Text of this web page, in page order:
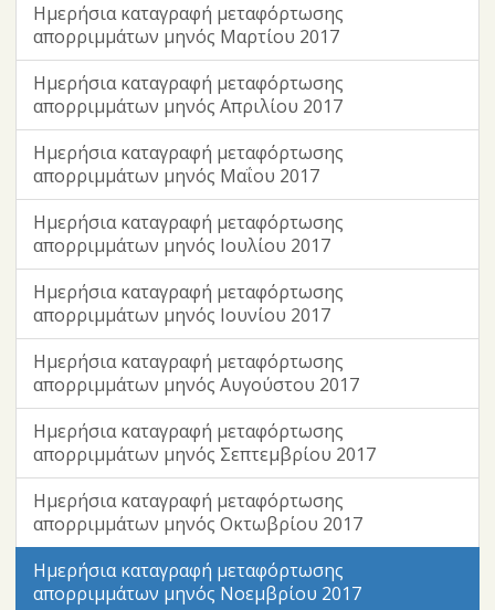
Ημερήσια καταγραφή μεταφόρτωσης
απορριμμάτων μηνός Μαρτίου 2017
Ημερήσια καταγραφή μεταφόρτωσης
απορριμμάτων μηνός Απριλίου 2017
Ημερήσια καταγραφή μεταφόρτωσης
απορριμμάτων μηνός Μαΐου 2017
Ημερήσια καταγραφή μεταφόρτωσης
απορριμμάτων μηνός Ιουλίου 2017
Ημερήσια καταγραφή μεταφόρτωσης
απορριμμάτων μηνός Ιουνίου 2017
Ημερήσια καταγραφή μεταφόρτωσης
απορριμμάτων μηνός Αυγούστου 2017
Ημερήσια καταγραφή μεταφόρτωσης
απορριμμάτων μηνός Σεπτεμβρίου 2017
Ημερήσια καταγραφή μεταφόρτωσης
απορριμμάτων μηνός Οκτωβρίου 2017
Ημερήσια καταγραφή μεταφόρτωσης
απορριμμάτων μηνός Νοεμβρίου 2017